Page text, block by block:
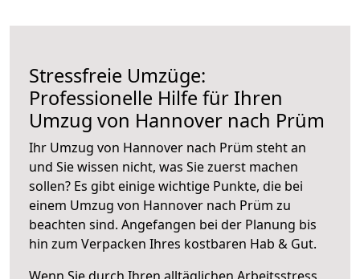
Stressfreie Umzüge:
Professionelle Hilfe für Ihren
Umzug von Hannover nach Prüm
Ihr Umzug von Hannover nach Prüm steht an
und Sie wissen nicht, was Sie zuerst machen
sollen? Es gibt einige wichtige Punkte, die bei
einem Umzug von Hannover nach Prüm zu
beachten sind. Angefangen bei der Planung bis
hin zum Verpacken Ihres kostbaren Hab & Gut.